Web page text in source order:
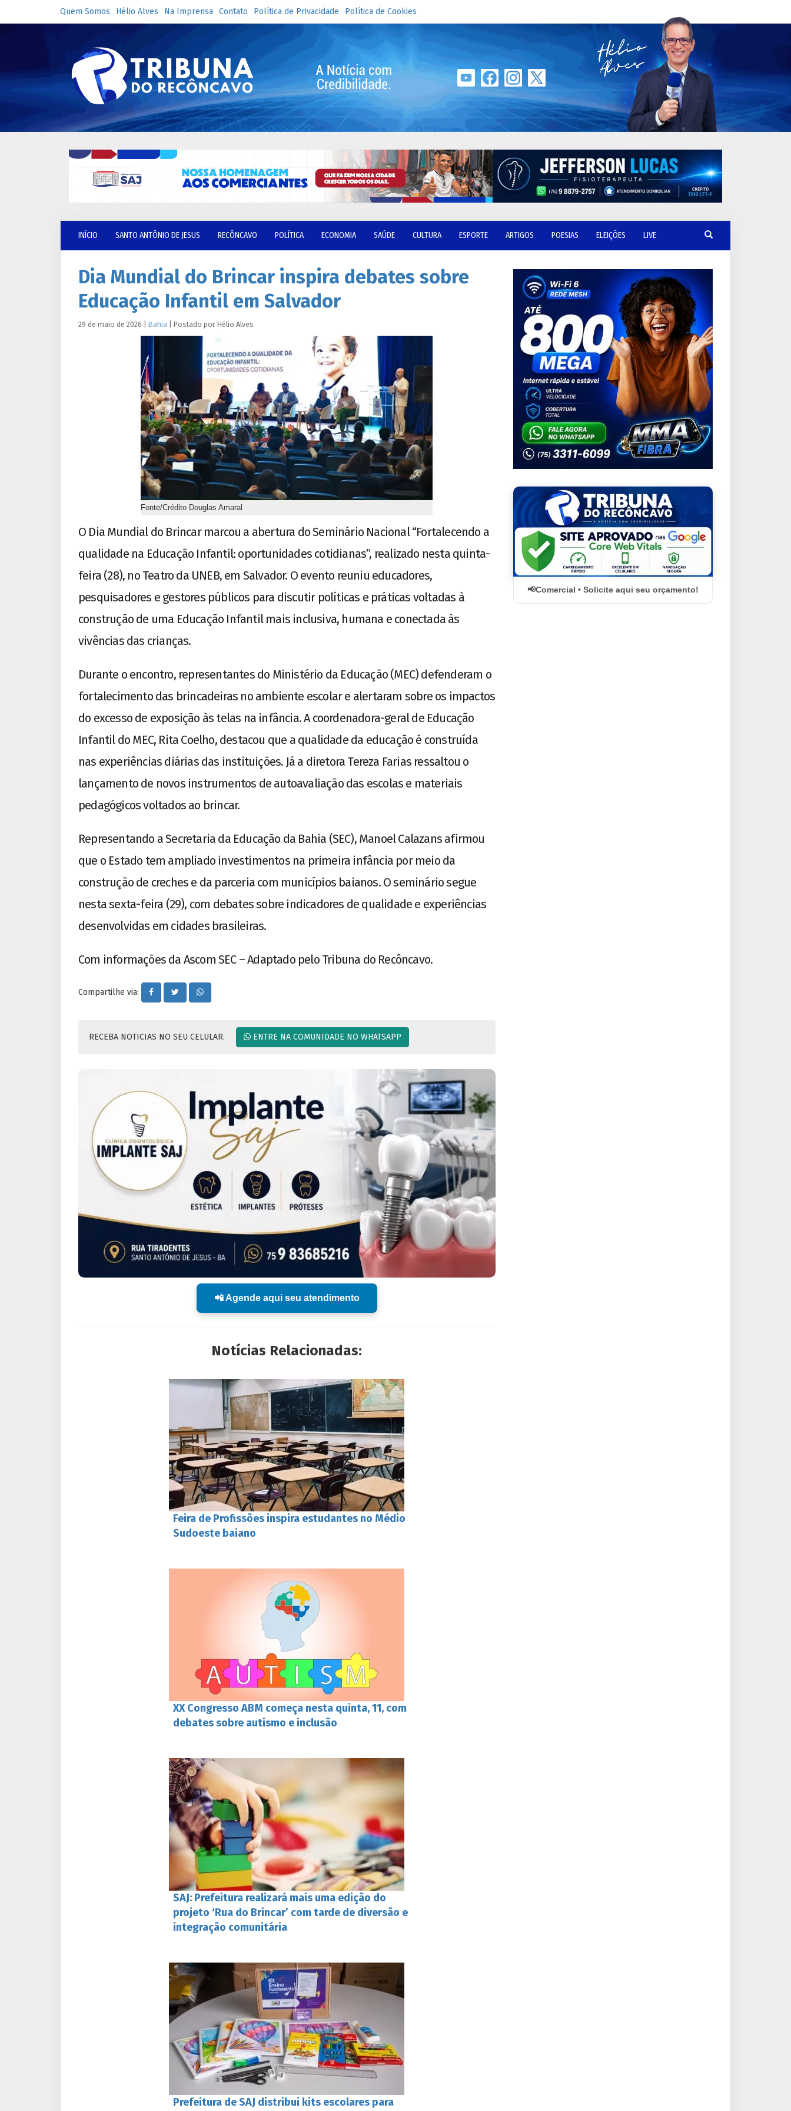
Quem Somos Hélio Alves Na Imprensa Contato Política de Privacidade Política de Cookies
INÍCIO SANTO ANTÔNIO DE JESUS RECÔNCAVO POLÍTICA ECONOMIA SAÚDE CULTURA ESPORTE ARTIGOS POESIAS ELEIÇÕES LIVE
Dia Mundial do Brincar inspira debates sobre
Educação Infantil em Salvador
29 de maio de 2026 Bahia Postado por Hélio Alves
Fonte/Crédito Douglas Amaral
O Dia Mundial do Brincar marcou a abertura do Seminário Nacional “Fortalecendo a
qualidade na Educação Infantil: oportunidades cotidianas”, realizado nesta quinta-
feira (28), no Teatro da UNEB, em Salvador. O evento reuniu educadores,
pesquisadores e gestores públicos para discutir políticas e práticas voltadas à
construção de uma Educação Infantil mais inclusiva, humana e conectada às
vivências das crianças.
Durante o encontro, representantes do Ministério da Educação (MEC) defenderam o
fortalecimento das brincadeiras no ambiente escolar e alertaram sobre os impactos
do excesso de exposição às telas na infância. A coordenadora-geral de Educação
Infantil do MEC, Rita Coelho, destacou que a qualidade da educação é construída
nas experiências diárias das instituições. Já a diretora Tereza Farias ressaltou o
lançamento de novos instrumentos de autoavaliação das escolas e materiais
pedagógicos voltados ao brincar.
Representando a Secretaria da Educação da Bahia (SEC), Manoel Calazans afirmou
que o Estado tem ampliado investimentos na primeira infância por meio da
construção de creches e da parceria com municípios baianos. O seminário segue
nesta sexta-feira (29), com debates sobre indicadores de qualidade e experiências
desenvolvidas em cidades brasileiras.
Com informações da Ascom SEC – Adaptado pelo Tribuna do Recôncavo.
Compartilhe via:
RECEBA NOTICIAS NO SEU CELULAR. ENTRE NA COMUNIDADE NO WHATSAPP
📲 Agende aqui seu atendimento
Notícias Relacionadas:
Feira de Profissões inspira estudantes no Médio
Sudoeste baiano
XX Congresso ABM começa nesta quinta, 11, com
debates sobre autismo e inclusão
SAJ: Prefeitura realizará mais uma edição do
projeto ‘Rua do Brincar’ com tarde de diversão e
integração comunitária
Prefeitura de SAJ distribui kits escolares para
Comercial • Solicite aqui seu orçamento!